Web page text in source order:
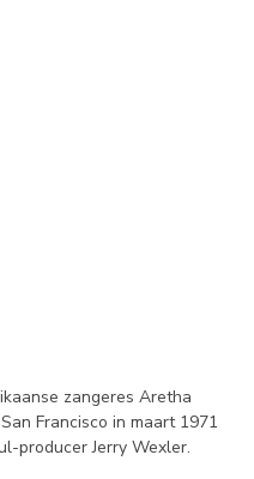
zangeres Aretha
Francisco in maart 1971
producer Jerry Wexler.